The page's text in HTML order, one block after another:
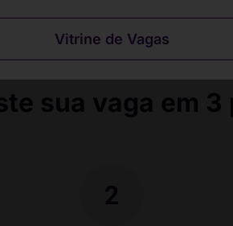
sua vaga em 3
Vitrine de Vagas